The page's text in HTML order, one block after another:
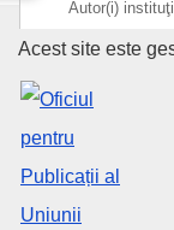
Autor(i)
Subiecte: bani
CELEX : C/
ELI :
OJ :
IMMC : 9999
Oficiul
Acest site este